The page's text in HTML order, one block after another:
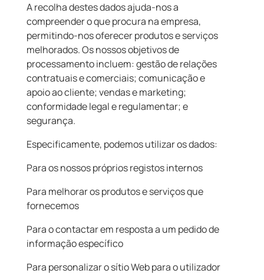
A recolha destes dados ajuda-nos a
compreender o que procura na empresa,
permitindo-nos oferecer produtos e serviços
melhorados. Os nossos objetivos de
processamento incluem: gestão de relações
contratuais e comerciais; comunicação e
apoio ao cliente; vendas e marketing;
conformidade legal e regulamentar; e
segurança.
Especificamente, podemos utilizar os dados:
Para os nossos próprios registos internos
Para melhorar os produtos e serviços que
fornecemos
Para o contactar em resposta a um pedido de
informação específico
Para personalizar o sítio Web para o utilizador